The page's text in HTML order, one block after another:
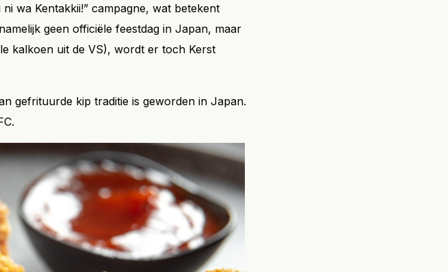
wa Kentakkii!” campagne, wat betekent
geen officiële feestdag in Japan, maar
kalkoen uit de VS), wordt er toch Kerst
gefrituurde kip traditie is geworden in Japan.